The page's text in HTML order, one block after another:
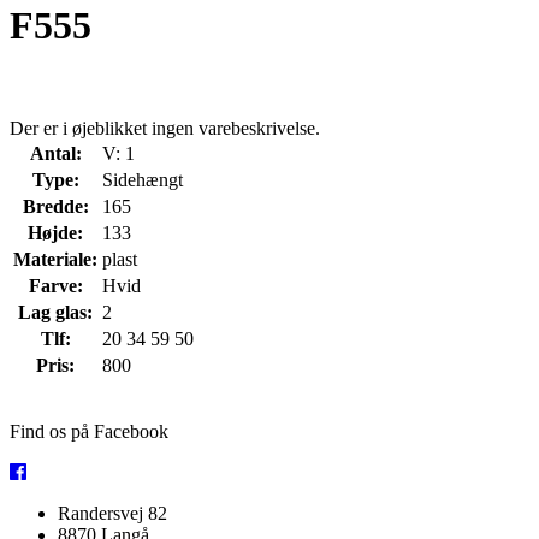
F555
Der er i øjeblikket ingen varebeskrivelse.
Antal:
V: 1
Type:
Sidehængt
Bredde:
165
Højde:
133
Materiale: plast
Farve:
Hvid
Lag glas: 2
Tlf:
20 34 59 50
Pris:
800
Find os på Facebook
Randersvej 82
8870 Langå